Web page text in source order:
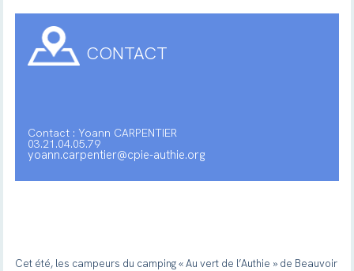
CONTACT
Contact : Yoann CARPENTIER
03.21.04.05.79
yoann.carpentier@cpie-authie.org
Cet été, les campeurs du camping « Au vert de l’Authie » de Beauvoir